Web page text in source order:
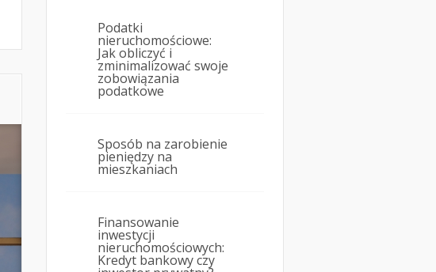
Podatki
nieruchomościowe:
Jak obliczyć i
zminimalizować swoje
zobowiązania
podatkowe
Sposób na zarobienie
pieniędzy na
mieszkaniach
Finansowanie
inwestycji
nieruchomościowych:
Kredyt bankowy czy